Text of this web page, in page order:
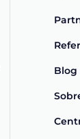
Blog